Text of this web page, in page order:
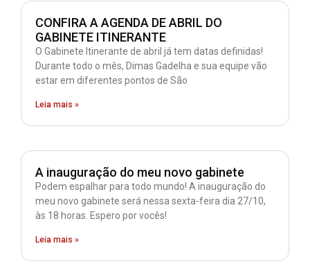
CONFIRA A AGENDA DE ABRIL DO
GABINETE ITINERANTE
O Gabinete Itinerante de abril já tem datas definidas!
Durante todo o mês, Dimas Gadelha e sua equipe vão
estar em diferentes pontos de São
Leia mais »
A inauguração do meu novo gabinete
Podem espalhar para todo mundo! A inauguração do
meu novo gabinete será nessa sexta-feira dia 27/10,
às 18 horas. Espero por vocês!
Leia mais »